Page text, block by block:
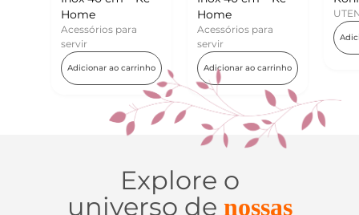
ao carrinho
Acessórios para
Adicionar ao carrinho
Adicionar ao carrinho
Explore o
universo de nossas